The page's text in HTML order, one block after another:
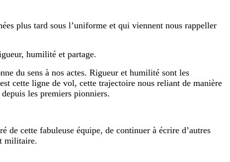
plus tard sous l’uniforme et qui viennent nous rappeller
humilité et partage.
du sens à nos actes. Rigueur et humilité sont les
cette ligne de vol, cette trajectoire nous reliant de manière
les premiers pionniers.
de cette fabuleuse équipe, de continuer à écrire d’autres
militaire.